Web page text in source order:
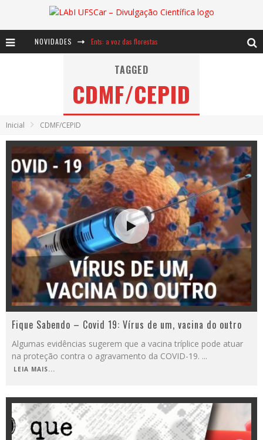
NOVIDADES Ents: a voz das florestas
Notáveis: Bertha Lutz
TAGGED
CDMF/CEPID
Inicial CDMF/CEPID
Fique Sabendo – Covid 19: Vírus de um, vacina do outro
Algumas evidências sugerem que a vacina tríplice pode atuar
na proteção contra o agravamento da COVID-19. ...
LEIA MAIS...